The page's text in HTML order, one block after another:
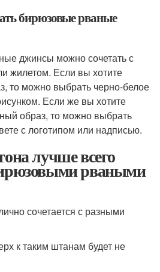
бирюзовые рваные
джинсы можно сочетать с
жилетом. Если вы хотите
то можно выбрать черно-белое
Если же вы хотите
образ, то можно выбрать
с логотипом или надписью.
лучше всего
рваными
сочетается с разными
к таким штанам будет не